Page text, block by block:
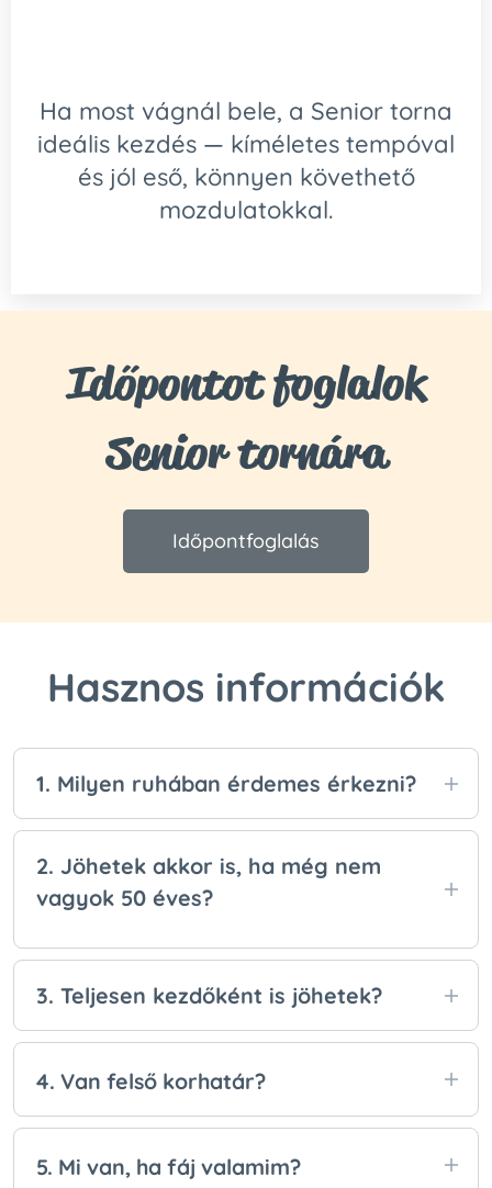
Ha most vágnál bele, a Senior torna
ideális kezdés — kíméletes tempóval
és jól eső, könnyen követhető
mozdulatokkal.
Időpontot foglalok
Senior tornára
Időpontfoglalás
Hasznos információk
1. Milyen ruhában érdemes érkezni?
Olyan ruhában, amiben jól érzed magad és
szabadon tudsz mozogni. Nem kell sportosnak
látszani, csak legyen kényelmes. Kérlek tiszta
talpú cserecipőt hozz magaddal.
2. Jöhetek akkor is, ha még nem
vagyok 50 éves?
Igen. Bár az óra elsősorban 50+ korosztálynak
szól, bárki csatlakozhat, aki kíméletes
mozgásformát keres.
3. Teljesen kezdőként is jöhetek?
Természetesen. Az óra tempója alkalmazkodik
4. Van felső korhatár?
Nincs felső korhatár, mert ez nem speciális
aktuális fizikai állapot és hogy jól esik‑e a
5. Mi van, ha fáj valamim?